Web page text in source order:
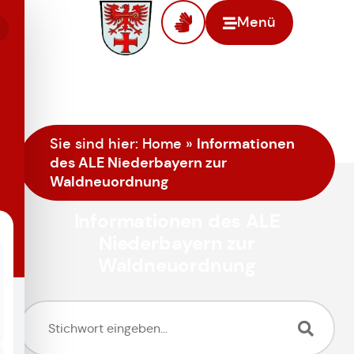
Menü
Sie sind hier: Home » Informationen
des ALE Niederbayern zur
Waldneuordnung